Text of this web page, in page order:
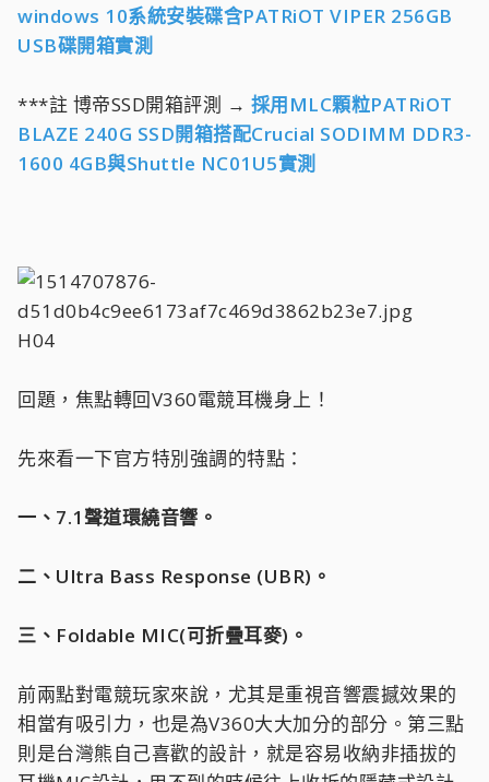
windows 10系統安裝碟含PATRiOT VIPER 256GB
USB碟開箱實測
***註 博帝SSD開箱評測 → 採用MLC顆粒PATRiOT
BLAZE 240G SSD開箱搭配Crucial SODIMM DDR3-
1600 4GB與Shuttle NC01U5實測
H04
回題，焦點轉回V360電競耳機身上！
先來看一下官方特別強調的特點：
一、7.1聲道環繞音響。
二、Ultra Bass Response (UBR)。
三、Foldable MIC(可折疊耳麥)。
前兩點對電競玩家來說，尤其是重視音響震撼效果的
相當有吸引力，也是為V360大大加分的部分。第三點
則是台灣熊自己喜歡的設計，就是容易收納非插拔的